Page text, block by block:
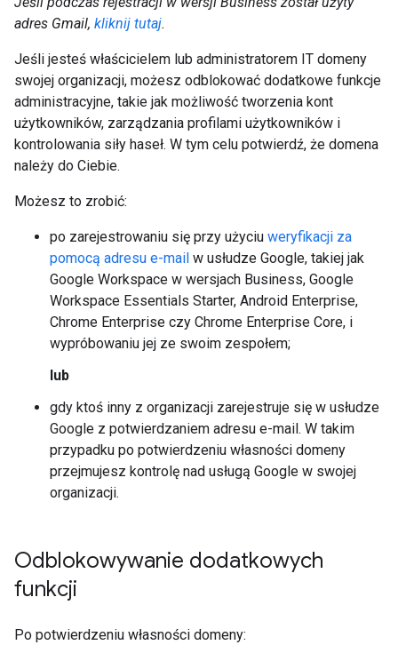
adres Gmail, kliknij tutaj.
Jeśli jesteś właścicielem lub administratorem IT domeny
swojej organizacji, możesz odblokować dodatkowe funkcje
administracyjne, takie jak możliwość tworzenia kont
użytkowników, zarządzania profilami użytkowników i
kontrolowania siły haseł. W tym celu potwierdź, że domena
należy do Ciebie.
Możesz to zrobić:
po zarejestrowaniu się przy użyciu weryfikacji za
pomocą adresu e-mail w usłudze Google, takiej jak
Google Workspace w wersjach Business, Google
Workspace Essentials Starter, Android Enterprise,
Chrome Enterprise czy Chrome Enterprise Core, i
wypróbowaniu jej ze swoim zespołem;
lub
gdy ktoś inny z organizacji zarejestruje się w usłudze
Google z potwierdzaniem adresu e-mail. W takim
przypadku po potwierdzeniu własności domeny
przejmujesz kontrolę nad usługą Google w swojej
organizacji.
Odblokowywanie dodatkowych
funkcji
Po potwierdzeniu własności domeny: